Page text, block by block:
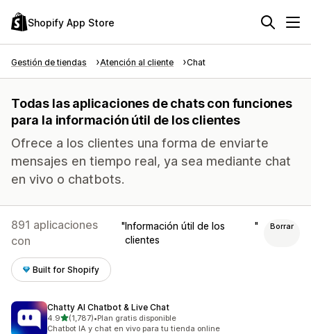
Shopify App Store
Gestión de tiendas Atención al cliente Chat
Todas las aplicaciones de chats con funciones
para la información útil de los clientes
Ofrece a los clientes una forma de enviarte
mensajes en tiempo real, ya sea mediante chat
en vivo o chatbots.
891 aplicaciones
con
Información útil de los
clientes
Borrar
Built for Shopify
Chatty AI Chatbot & Live Chat
4.9de 5 estrellas
(1,787)
1787 reseñas en total
•Plan gratis disponible
Chatbot IA y chat en vivo para tu tienda online